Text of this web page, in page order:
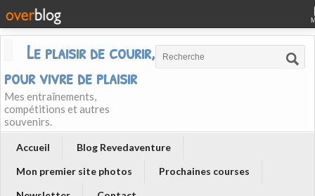
Le plaisir de courir, courir
pour vivre de plaisir
Mes entraînements,
compétitions et autres
souvenirs.
Accueil
Blog Revedaventure
Mon premier site photos
Prochaines courses